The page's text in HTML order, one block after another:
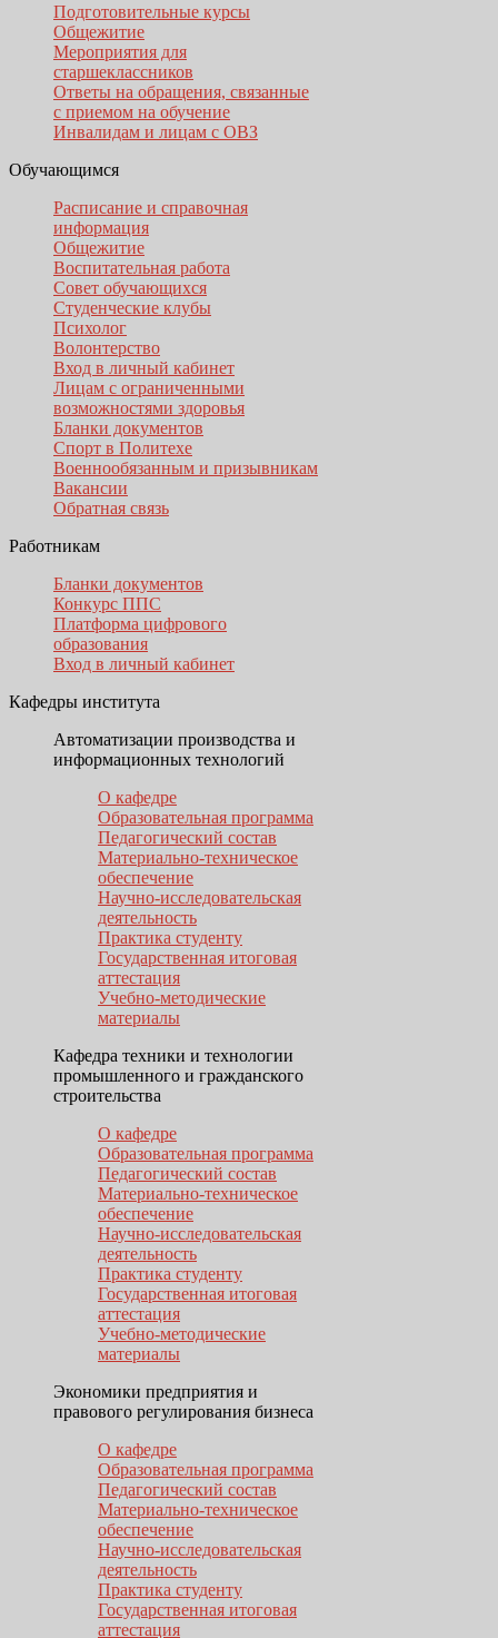
Подготовительные курсы
Общежитие
Мероприятия для
старшеклассников
Ответы на обращения, связанные
с приемом на обучение
Инвалидам и лицам с ОВЗ
Обучающимся
Расписание и справочная
информация
Общежитие
Воспитательная работа
Совет обучающихся
Студенческие клубы
Психолог
Волонтерство
Вход в личный кабинет
Лицам с ограниченными
возможностями здоровья
Бланки документов
Спорт в Политехе
Военнообязанным и призывникам
Вакансии
Обратная связь
Работникам
Бланки документов
Конкурс ППС
Платформа цифрового
образования
Вход в личный кабинет
Кафедры института
Автоматизации производства и
информационных технологий
О кафедре
Образовательная программа
Педагогический состав
Материально-техническое
обеспечение
Научно-исследовательская
деятельность
Практика студенту
Государственная итоговая
аттестация
Учебно-методические
материалы
Кафедра техники и технологии
промышленного и гражданского
строительства
О кафедре
Образовательная программа
Педагогический состав
Материально-техническое
обеспечение
Научно-исследовательская
деятельность
Практика студенту
Государственная итоговая
аттестация
Учебно-методические
материалы
Экономики предприятия и
правового регулирования бизнеса
О кафедре
Образовательная программа
Педагогический состав
Материально-техническое
обеспечение
Научно-исследовательская
деятельность
Практика студенту
Государственная итоговая
аттестация